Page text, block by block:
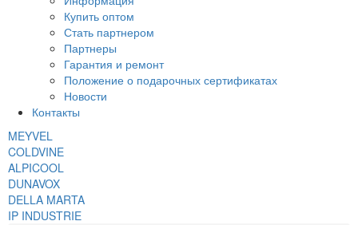
Купить оптом
Стать партнером
Партнеры
Гарантия и ремонт
Положение о подарочных сертификатах
Новости
Контакты
MEYVEL
COLDVINE
ALPICOOL
DUNAVOX
DELLA MARTA
IP INDUSTRIE